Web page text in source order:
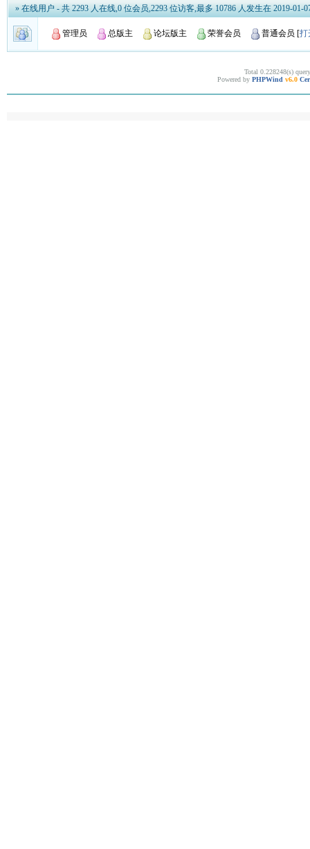
» 在线用户- 共 2293 人在线,0 位会员,2293 位访客,最多 10786 人发生在 2019-01-
管理员 总版主 论坛版主 荣誉会员 普通会员 [打
Total 0.228248(s)
Powered by PHPWind v6.0